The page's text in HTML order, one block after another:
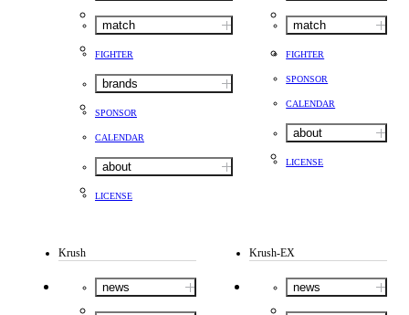
match
FIGHTER
brands
SPONSOR
CALENDAR
about
LICENSE
match
FIGHTER
SPONSOR
CALENDAR
about
LICENSE
Krush
news
Krush-EX
news